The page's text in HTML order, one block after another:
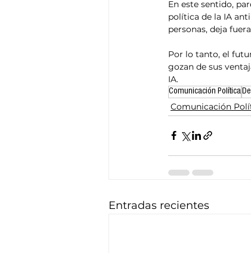
En este sentido,
política de la IA
personas, deja
Por lo tanto, el
gozan de sus
IA.
Comunicación Política
Comunicación
Entradas recientes